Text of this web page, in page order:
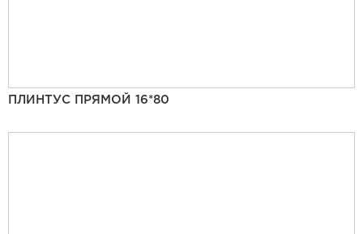
ПЛИНТУС ПРЯМОЙ 16*80